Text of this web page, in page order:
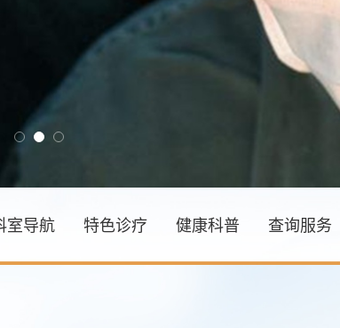
室导航 特色诊疗 健康科普 查询服务